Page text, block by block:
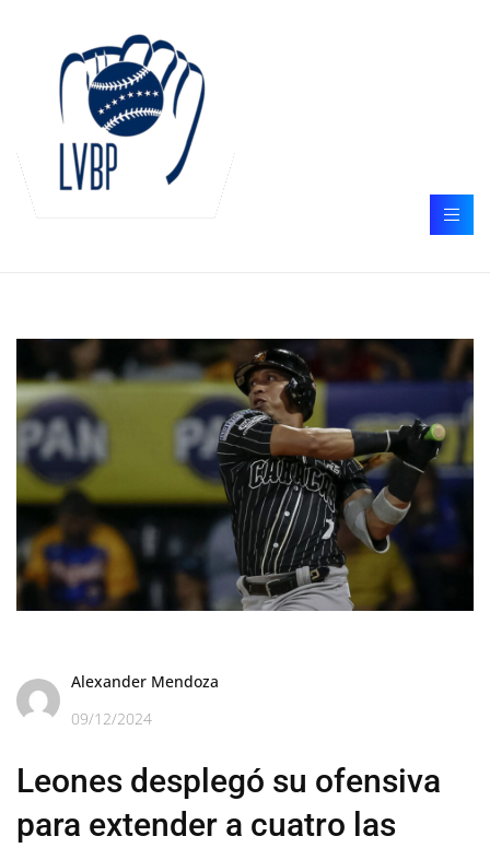
Alexander Mendoza
09/12/2024
Leones desplegó su ofensiva
para extender a cuatro las